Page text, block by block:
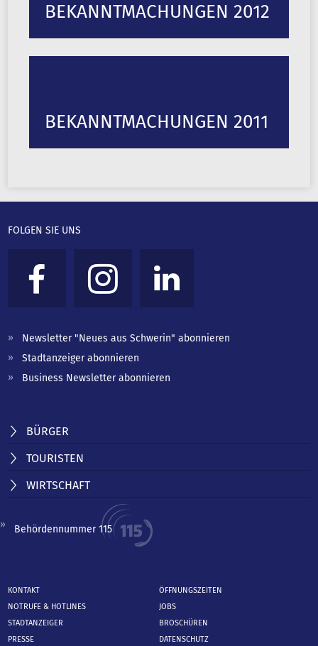
BEKANNTMACHUNGEN 2012
BEKANNTMACHUNGEN 2011
FOLGEN SIE UNS
Newsletter "Neues aus Schwerin" abonnieren
Stadtanzeiger abonnieren
Business Newsletter abonnieren
BÜRGER
TOURISTEN
WIRTSCHAFT
Behördennummer 115
KONTAKT
ÖFFNUNGSZEITEN
NOTRUFE & HOTLINES
JOBS
STADTANZEIGER
BROSCHÜREN
PRESSE
DATENSCHUTZ